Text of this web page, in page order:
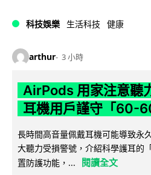
科技娛樂 生活科技 健康
arthur 3 小時
AirPods 用家注意聽
耳機用戶謹守「60-
長時間高音量佩戴耳機可能導致永
大聽力受損警號，介紹科學護耳的
置防護功能，...
閱讀全文